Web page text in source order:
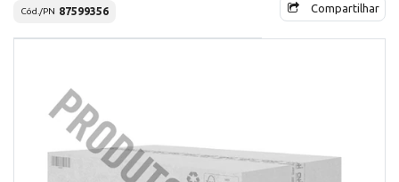
Cód./PN 87599356 Compartilhar